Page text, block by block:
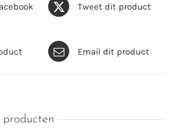
Tweet dit product
Email dit product